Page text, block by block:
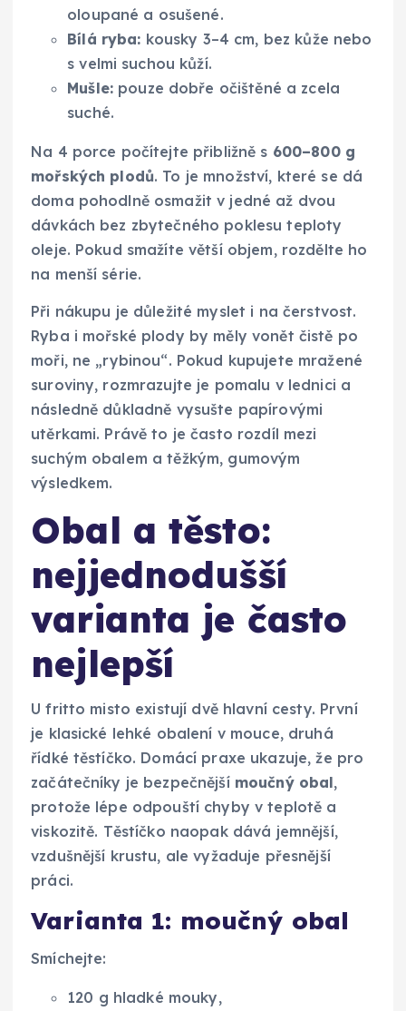
oloupané a osušené.
Bílá ryba: kousky 3–4 cm, bez kůže nebo
s velmi suchou kůží.
Mušle:pouze dobře očištěné a zcela
suché.
Na 4 porce počítejte přibližně s 600–800 g
mořských plodů. To je množství, které se dá
doma pohodlně osmažit v jedné až dvou
dávkách bez zbytečného poklesu teploty
oleje. Pokud smažíte větší objem, rozdělte ho
na menší série.
Při nákupu je důležité myslet i na čerstvost.
Ryba i mořské plody by měly vonět čistě po
moři, ne „rybinou“. Pokud kupujete mražené
suroviny, rozmrazujte je pomalu v lednici a
následně důkladně vysušte papírovými
utěrkami. Právě to je často rozdíl mezi
suchým obalem a těžkým, gumovým
výsledkem.
Obal a těsto:
nejjednodušší
varianta je často
nejlepší
U fritto misto existují dvě hlavní cesty. První
je klasické lehké obalení v mouce, druhá
řídké těstíčko. Domácí praxe ukazuje, že pro
začátečníky je bezpečnější moučný obal,
protože lépe odpouští chyby v teplotě a
viskozitě. Těstíčko naopak dává jemnější,
vzdušnější krustu, ale vyžaduje přesnější
práci.
Varianta 1: moučný obal
Smíchejte:
120 g hladké mouky,